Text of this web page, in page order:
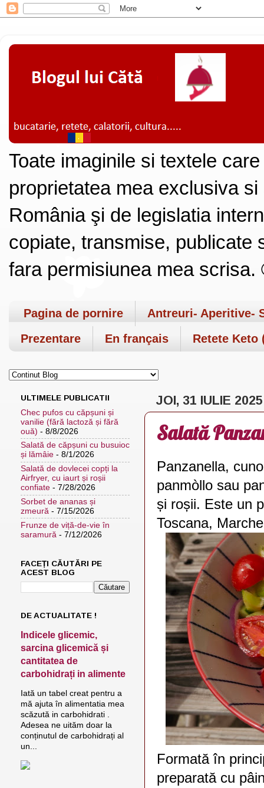
Toate imaginile si textele
proprietatea mea exclusiva
România şi de legislatia
copiate, transmise, publicate
fara permisiunea mea
Pagina de pornire
Antreuri- Aperitive-
Prezentare
En français Retete Keto
JOI, 31 IULIE 2025
Salată
Panzanella,
panmòllo sau
și roșii. Este un
Toscana,
Formată în
preparată cu
ULTIMELE PUBLICATII
Chec pufos cu căpșuni și
vanilie (fără lactoză și fără
ouă) - 8/8/2026
Salată de căpșuni cu busuioc
și lămâie - 8/1/2026
Salată de dovlecei copți la
Airfryer, cu iaurt și roșii
confiate - 7/28/2026
Sorbet de ananas și
zmeură - 7/15/2026
Frunze de viță-de-vie în
saramură - 7/12/2026
FACEȚI CĂUTĂRI PE
ACEST BLOG
DE ACTUALITATE !
Indicele glicemic,
sarcina glicemică și
cantitatea de
carbohidrați in alimente
Iată un tabel creat pentru a
mă ajuta în alimentatia mea
scăzută in carbohidrati .
Adesea ne uităm doar la
conținutul de carbohidrați al
un...